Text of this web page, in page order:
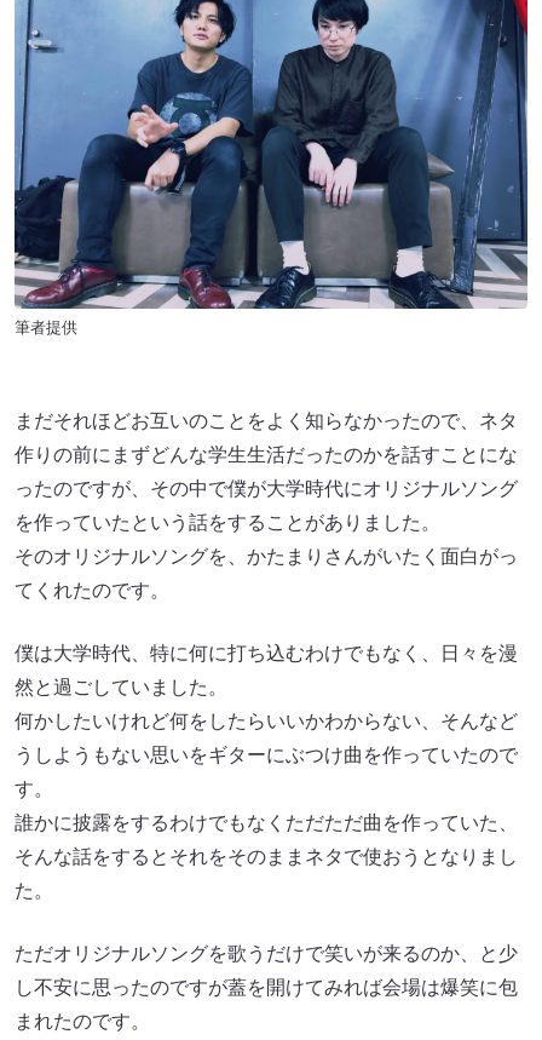
筆者提供
まだそれほどお互いのことをよく知らなかったので、ネタ
作りの前にまずどんな学生生活だったのかを話すことにな
ったのですが、その中で僕が大学時代にオリジナルソング
を作っていたという話をすることがありました。
そのオリジナルソングを、かたまりさんがいたく面白がっ
てくれたのです。
僕は大学時代、特に何に打ち込むわけでもなく、日々を漫
然と過ごしていました。
何かしたいけれど何をしたらいいかわからない、そんなど
うしようもない思いをギターにぶつけ曲を作っていたので
す。
誰かに披露をするわけでもなくただただ曲を作っていた、
そんな話をするとそれをそのままネタで使おうとなりまし
た。
ただオリジナルソングを歌うだけで笑いが来るのか、と少
し不安に思ったのですが蓋を開けてみれば会場は爆笑に包
まれたのです。